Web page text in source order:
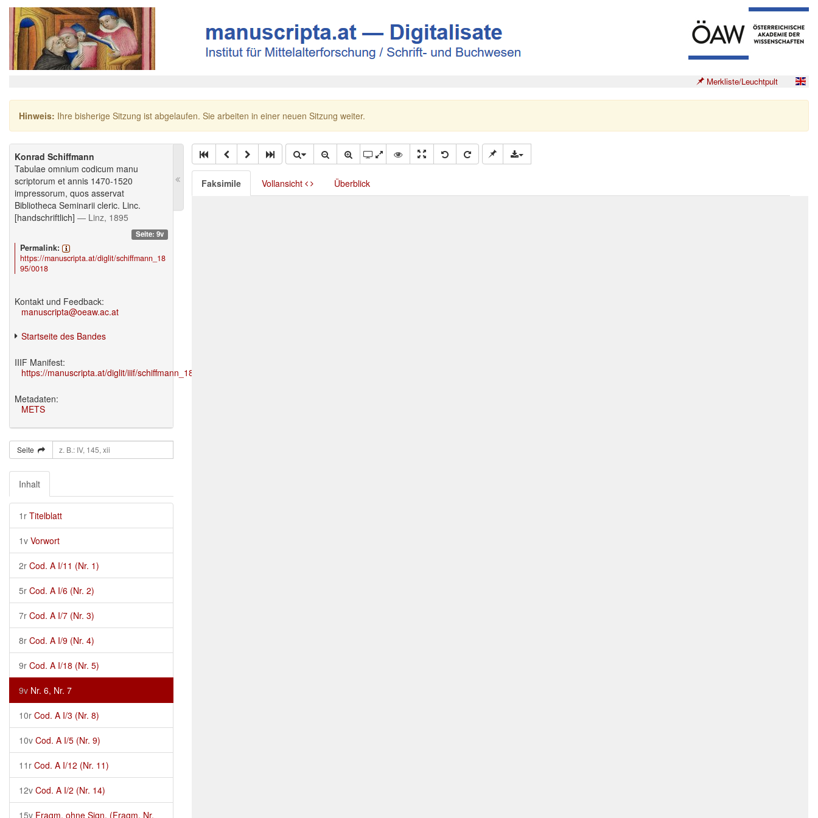
Merkliste/Leuchtpult
Hinweis: Ihre bisherige Sitzung ist abgelaufen. Sie arbeiten in einer neuen Sitzung weiter.
Konrad Schiffmann
Tabulae omnium codicum manu
scriptorum et annis 1470-1520
impressorum, quos asservat
Bibliotheca Seminarii cleric. Linc.
[handschriftlich] — Linz, 1895
Seite: 9v
Permalink:
https://manuscripta.at/diglit/schiffmann_18
95/0018
Kontakt und Feedback:
manuscripta@oeaw.ac.at
Startseite des Bandes
IIIF Manifest:
https://manuscripta.at/diglit/iiif/schiffmann_1895/manifest.json
Metadaten:
METS
Seite
Inhalt
1r Titelblatt
1v Vorwort
2r Cod. A I/11 (Nr. 1)
5r Cod. A I/6 (Nr. 2)
7r Cod. A I/7 (Nr. 3)
8r Cod. A I/9 (Nr. 4)
9r Cod. A I/18 (Nr. 5)
9v Nr. 6, Nr. 7
10r Cod. A I/3 (Nr. 8)
10v Cod. A I/5 (Nr. 9)
11r Cod. A I/12 (Nr. 11)
12v Cod. A I/2 (Nr. 14)
15v Fragm. ohne Sign. (Fragm. Nr.
Faksimile Vollansicht Überblick